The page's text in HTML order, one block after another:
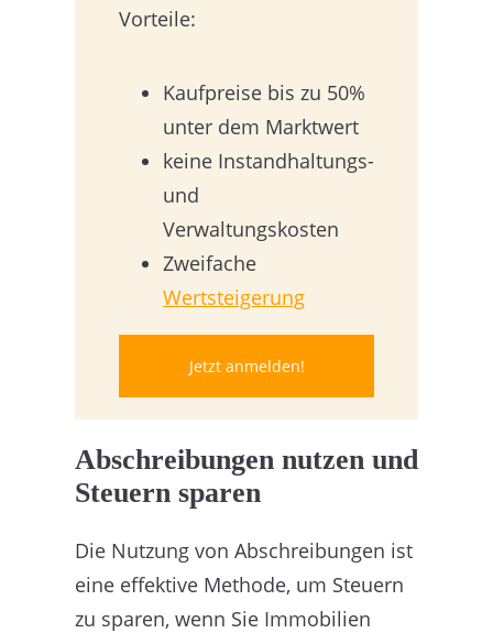
Vorteile:
Kaufpreise bis zu 50%
unter dem Marktwert
keine Instandhaltungs-
und
Verwaltungskosten
Zweifache
Wertsteigerung
Jetzt anmelden!
Abschreibungen nutzen und
Steuern sparen
Die Nutzung von Abschreibungen ist
eine effektive Methode, um Steuern
zu sparen, wenn Sie Immobilien